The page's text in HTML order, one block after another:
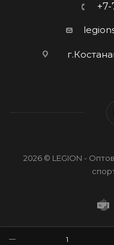
+7-
2026 © LEGION -